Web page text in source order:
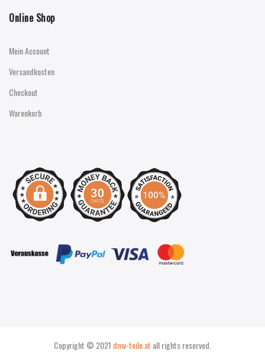
Online Shop
Mein Account
Versandkosten
Checkout
Warenkorb
Copyright © 2021 dmv-teile.at all rights reserved.